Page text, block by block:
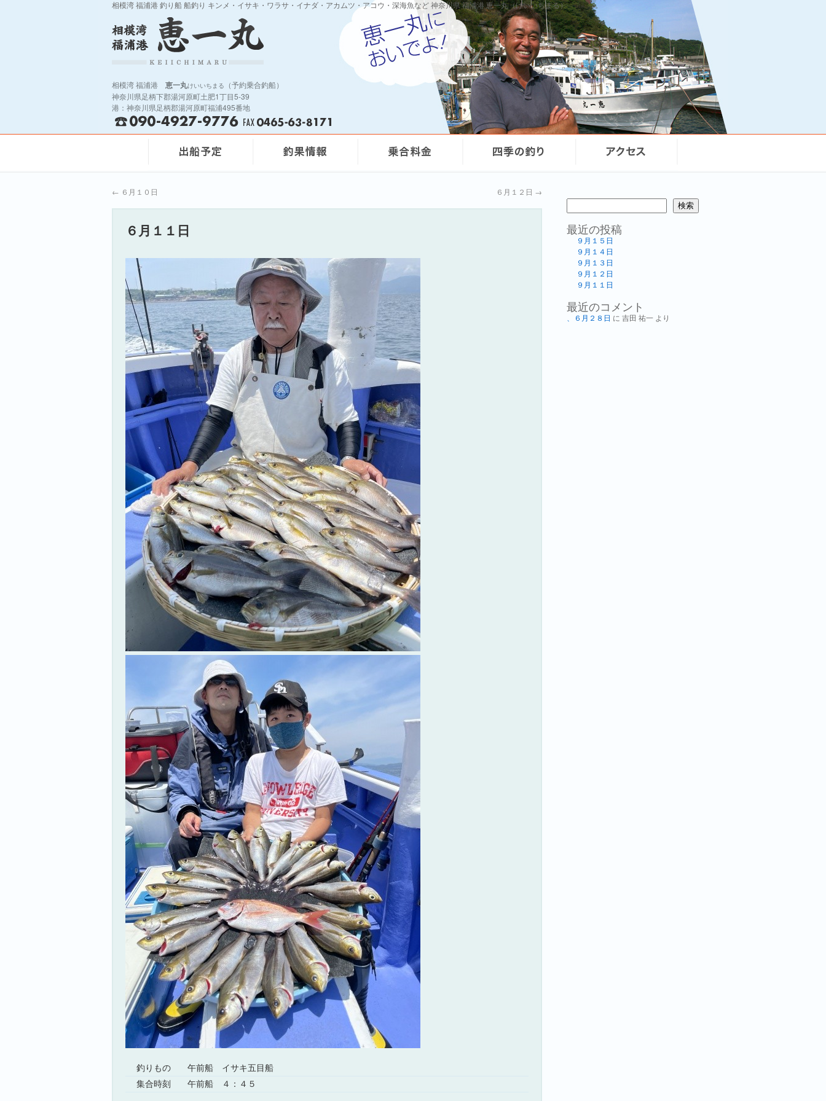
相模湾 福浦港 釣り船 船釣り キンメ・イサキ・ワラサ・イナダ・アカムツ・アコウ・深海魚など 神奈川県 福浦港 恵一丸（けいいちまる）
相模湾 福浦港 恵一丸けいいちまる
（予約乗合釣船）
神奈川県足柄下郡湯河原町土肥1丁目5-39
港：神奈川県足柄郡湯河原町福浦495番地
← ６月１０日 ６月１２日 →
６月１１日
釣りもの
午前船 イサキ五目船
集合時刻
午前船 ４：４５
検索
最近の投稿
９月１５日
９月１４日
９月１３日
９月１２日
９月１１日
最近のコメント
、６月２８日 に 吉田 祐一 より